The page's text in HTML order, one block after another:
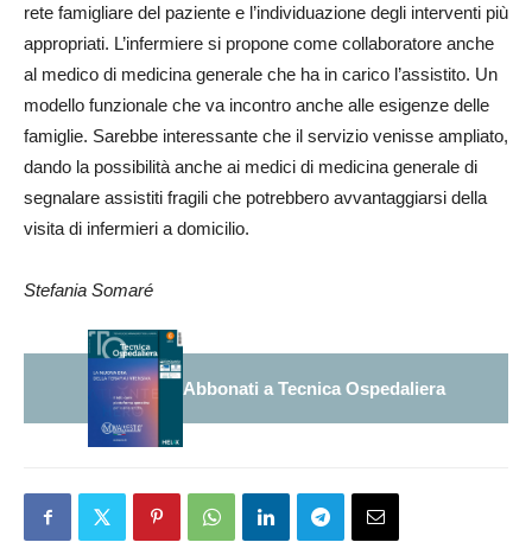
rete famigliare del paziente e l’individuazione degli interventi più
appropriati. L’infermiere si propone come collaboratore anche
al medico di medicina generale che ha in carico l’assistito. Un
modello funzionale che va incontro anche alle esigenze delle
famiglie. Sarebbe interessante che il servizio venisse ampliato,
dando la possibilità anche ai medici di medicina generale di
segnalare assistiti fragili che potrebbero avvantaggiarsi della
visita di infermieri a domicilio.
Stefania Somaré
Abbonati a Tecnica Ospedaliera